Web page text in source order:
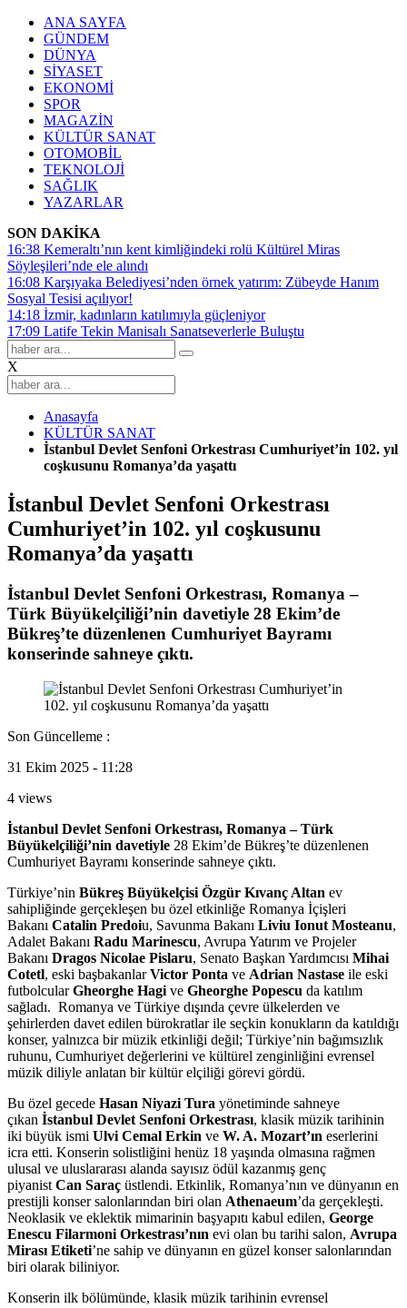
ANA SAYFA
GÜNDEM
DÜNYA
SİYASET
EKONOMİ
SPOR
MAGAZİN
KÜLTÜR SANAT
OTOMOBİL
TEKNOLOJİ
SAĞLIK
YAZARLAR
SON DAKİKA
16:38 Kemeraltı’nın kent kimliğindeki rolü Kültürel Miras
Söyleşileri’nde ele alındı
16:08 Karşıyaka Belediyesi’nden örnek yatırım: Zübeyde Hanım
Sosyal Tesisi açılıyor!
14:18 İzmir, kadınların katılımıyla güçleniyor
17:09 Latife Tekin Manisalı Sanatseverlerle Buluştu
X
Anasayfa
KÜLTÜR SANAT
İstanbul Devlet Senfoni Orkestrası Cumhuriyet’in 102. yıl
coşkusunu Romanya’da yaşattı
İstanbul Devlet Senfoni Orkestrası
Cumhuriyet’in 102. yıl coşkusunu
Romanya’da yaşattı
İstanbul Devlet Senfoni Orkestrası, Romanya –
Türk Büyükelçiliği’nin davetiyle 28 Ekim’de
Bükreş’te düzenlenen Cumhuriyet Bayramı
konserinde sahneye çıktı.
Son Güncelleme :
31 Ekim 2025 - 11:28
4 views
İstanbul Devlet Senfoni Orkestrası, Romanya – Türk
Büyükelçiliği’nin davetiyle 28 Ekim’de Bükreş’te düzenlenen
Cumhuriyet Bayramı konserinde sahneye çıktı.
Türkiye’nin Bükreş Büyükelçisi Özgür Kıvanç Altan ev
sahipliğinde gerçekleşen bu özel etkinliğe Romanya İçişleri
Bakanı Catalin Predoiu, Savunma Bakanı Liviu Ionut Mosteanu,
Adalet Bakanı Radu Marinescu, Avrupa Yatırım ve Projeler
Bakanı Dragos Nicolae Pislaru, Senato Başkan Yardımcısı Mihai
Cotetl, eski başbakanlarVictor Ponta ve Adrian Nastase ile eski
futbolcularGheorghe Hagi ve Gheorghe Popescu da katılım
sağladı. Romanya ve Türkiye dışında çevre ülkelerden ve
şehirlerden davet edilen bürokratlar ile seçkin konukların da katıldığı
konser, yalnızca bir müzik etkinliği değil; Türkiye’nin bağımsızlık
ruhunu, Cumhuriyet değerlerini ve kültürel zenginliğini evrensel
müzik diliyle anlatan bir kültür elçiliği görevi gördü.
Bu özel gecede Hasan Niyazi Tura yönetiminde sahneye
çıkan İstanbul Devlet Senfoni Orkestrası, klasik müzik tarihinin
iki büyük ismi Ulvi Cemal Erkin ve W. A. Mozart’ın eserlerini
icra etti. Konserin solistliğini henüz 18 yaşında olmasına rağmen
ulusal ve uluslararası alanda sayısız ödül kazanmış genç
piyanist Can Saraç üstlendi. Etkinlik, Romanya’nın ve dünyanın en
prestijli konser salonlarından biri olan Athenaeum’da gerçekleşti.
Neoklasik ve eklektik mimarinin başyapıtı kabul edilen, George
Enescu Filarmoni Orkestrası’nın evi olan bu tarihi salon, Avrupa
Mirası Etiketi’ne sahip ve dünyanın en güzel konser salonlarından
biri olarak biliniyor.
Konserin ilk bölümünde, klasik müzik tarihinin evrensel